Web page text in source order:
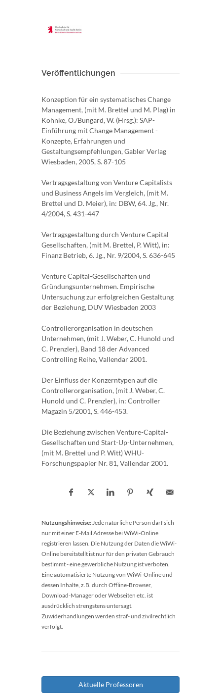
Veröffentlichungen
Konzeption für ein systematisches Change
Management, (mit M. Brettel und M. Plag) in
Kohnke, O./Bungard, W. (Hrsg.): SAP-
Einführung mit Change Management -
Konzepte, Erfahrungen und
Gestaltungsempfehlungen, Gabler Verlag
Wiesbaden, 2005, S. 87-105
Vertragsgestaltung von Venture Capitalists
und Business Angels im Vergleich, (mit M.
Brettel und D. Meier), in: DBW, 64. Jg., Nr.
4/2004, S. 431-447
Vertragsgestaltung durch Venture Capital
Gesellschaften, (mit M. Brettel, P. Witt), in:
Finanz Betrieb, 6. Jg., Nr. 9/2004, S. 636-645
Venture Capital-Gesellschaften und
Gründungsunternehmen. Empirische
Untersuchung zur erfolgreichen Gestaltung
der Beziehung, DUV Wiesbaden 2003
Controllerorganisation in deutschen
Unternehmen, (mit J. Weber, C. Hunold und
C. Prenzler), Band 18 der Advanced
Controlling Reihe, Vallendar 2001.
Der Einfluss der Konzerntypen auf die
Controllerorganisation, (mit J. Weber, C.
Hunold und C. Prenzler), in: Controller
Magazin 5/2001, S. 446-453.
Die Beziehung zwischen Venture-Capital-
Gesellschaften und Start-Up-Unternehmen,
(mit M. Brettel und P. Witt) WHU-
Forschungspapier Nr. 81, Vallendar 2001.
Nutzungshinweise:Jede natürliche Person darf sich
nur mit einer E-Mail Adresse bei WiWi-Online
registrieren lassen. Die Nutzung der Daten die WiWi-
Online bereitstellt ist nur für den privaten Gebrauch
bestimmt - eine gewerbliche Nutzung ist verboten.
Eine automatisierte Nutzung von WiWi-Online und
dessen Inhalte, z.B. durch Offline-Browser,
Download-Manager oder Webseiten etc. ist
ausdrücklich strengstens untersagt.
Zuwiderhandlungen werden straf- und zivilrechtlich
verfolgt.
Aktuelle Professoren